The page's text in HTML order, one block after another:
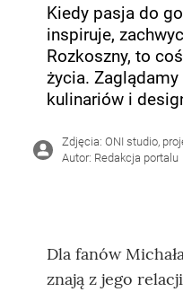
Kiedy pasja do
inspiruje,
Rozkoszny, to
życia.
kulinariów i
Zdjęcia: ONI studio,
Autor: Redakcja portalu
Dla fanów
znają z jego